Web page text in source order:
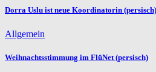
Dorra Uslu ist neue Koordinatorin (persisch)
Allgemein
Weihnachtsstimmung im FlüNet (persisch)